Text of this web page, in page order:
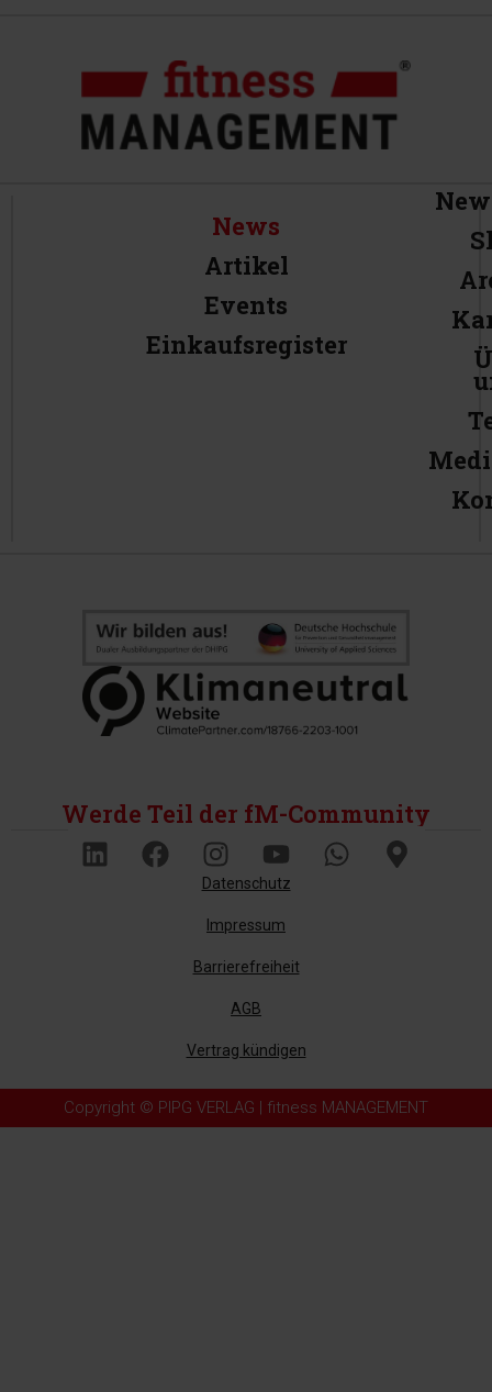
News
Artikel
Events
Einkaufsregister
Werde Teil der fM-Community
Datenschutz
Impressum
Barrierefreiheit
AGB
Vertrag kündigen
Copyright © PIPG VERLAG | fitness MANAGEMENT